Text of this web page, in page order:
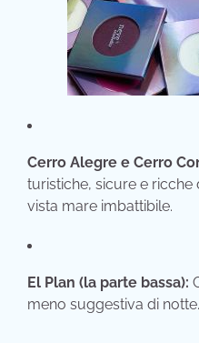
Cerro Alegre e Cerro
turistiche, sicure e ricche
vista mare imbattibile.
El Plan (la parte bassa):
meno suggestiva di notte.